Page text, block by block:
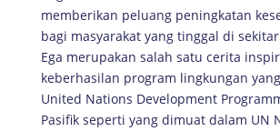
memberikan peluang peningkatan
bagi masyarakat yang tinggal di
Ega merupakan salah satu cerita
keberhasilan program lingkungan
United Nations Development
Pasifik seperti yang dimuat dalam UN